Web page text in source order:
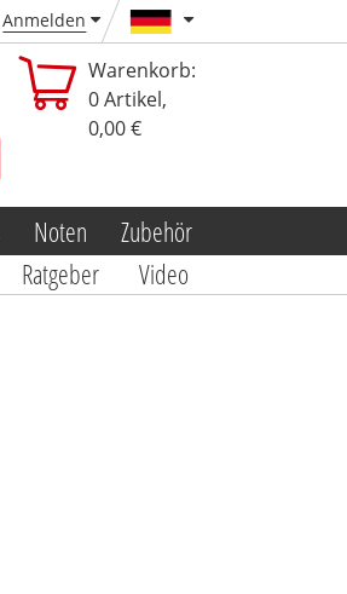
Anmelden
Warenkorb:
0 Artikel,
0,00 €
Noten
Zubehör
Ratgeber Video